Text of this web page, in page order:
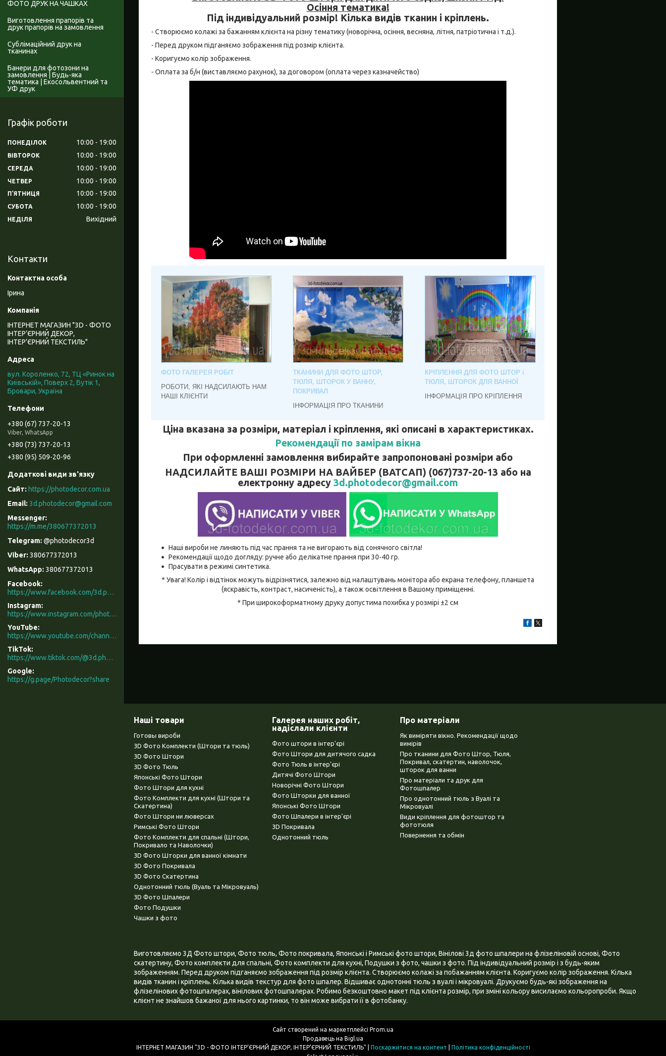
Осіння тематика!
Під індивідуальний розмір! Кілька видів тканин і кріплень.
- Створюємо колажі за бажанням клієнта на різну тематику (новорічна, осіння, весняна, літня, патріотична і т.д.).
- Перед друком підганяємо зображення під розмір клієнта.
- Коригуємо колір зображення.
- Оплата за б/н (виставляємо рахунок), за договором (оплата через казначейство)
ФОТО ГАЛЕРЕЯ РОБІТ
РОБОТИ, ЯКІ НАДСИЛАЮТЬ НАМ
НАШІ КЛІЄНТИ
ТКАНИНИ ДЛЯ ФОТО ШТОР,
ТЮЛЯ, ШТОРОК У ВАННУ,
ПОКРИВАЛ
ІНФОРМАЦІЯ ПРО ТКАНИНИ
КРІПЛЕННЯ ДЛЯ ФОТО ШТОР і
ТЮЛЯ, ШТОРОК ДЛЯ ВАННОЇ
ІНФОРМАЦІЯ ПРО КРІПЛЕННЯ
Ціна вказана за розміри, матеріал і кріплення, які описані в характеристиках.
Рекомендації по замірам вікна
При оформленні замовлення вибирайте запропоновані розміри або
НАДСИЛАЙТЕ ВАШІ РОЗМІРИ НА ВАЙБЕР (ВАТСАП) (067)737-20-13 або на
електронну адресу 3d.photodecor@gmail.com
Наші вироби не линяють під час прання та не вигорають від сонячного світла!
Рекомендації щодо догляду: ручне або делікатне прання при 30-40 гр.
Прасувати в режимі синтетика.
* Увага! Колір і відтінок можуть відрізнятися, залежно від налаштувань монітора або екрана телефону, планшета
(яскравість, контраст, насиченість), а також освітлення в Вашому приміщенні.
* При широкоформатному друку допустима похибка у розмірі ±2 см
ФОТО ДРУК НА ЧАШКАХ
Виготовлення прапорів та
друк прапорів на замовлення
Сублімаційний друк на
тканинах
Банери для фотозони на
замовлення | Будь-яка
тематика | Екосольвентний та
УФ друк
Графік роботи
ПОНЕДІЛОК 10:00 19:00
ВІВТОРОК 10:00 19:00
СЕРЕДА 10:00 19:00
ЧЕТВЕР 10:00 19:00
ПʼЯТНИЦЯ 10:00 19:00
СУБОТА 10:00 19:00
НЕДІЛЯ Вихідний
Контакти
Ірина
ІНТЕРНЕТ МАГАЗИН "3D - ФОТО
ІНТЕР’ЄРНИЙ ДЕКОР,
ІНТЕР’ЄРНИЙ ТЕКСТИЛЬ"
вул. Короленко, 72, ТЦ «Ринок на
Київській», Поверх 2, Бутік 1,
Бровари, Україна
+380 (67) 737-20-13
Viber, WhatsApp
+380 (73) 737-20-13
+380 (95) 509-20-96
https://photodecor.com.ua
3d.photodecor@gmail.com
https://m.me/380677372013
@photodecor3d
380677372013
380677372013
Facebook
https://www.facebook.com/3d.photodecor/
Instagram
https://www.instagram.com/photodecor.com.ua/
YouTube
https://www.youtube.com/channel/UCXCUerfqRY1Pw7-IptdbqyA/videos
TikTok
https://www.tiktok.com/@3d.photodecor?is_from_webapp=1&sender_device=pc
Google
https://g.page/Photodecor?share
Наші товари
Готовы вироби
3D Фото Комплекти (Штори та тюль)
3D Фото Штори
3D Фото Тюль
Японські Фото Штори
Фото Штори для кухні
Фото Комплекти для кухні (Штори та
Скатертина)
Фото Штори ни люверсах
Римські Фото Штори
Фото Комплекти для спальні (Штори,
Покривало та Наволочки)
3D Фото Шторки для ванної кімнати
3D Фото Покривала
3D Фото Скатертина
Однотонний тюль (Вуаль та Мікровуаль)
3D Фото Шпалери
Фото Подушки
Чашки з фото
Галерея наших робіт,
надіслали клієнти
Фото штори в інтер'єрі
Фото Штори для дитячого садка
Фото Тюль в інтер'єрі
Дитячі Фото Штори
Новорічні Фото Штори
Фото Шторки для ванної
Японські Фото Штори
Фото Шпалери в інтер'єрі
3D Покривала
Однотонний тюль
Про матеріали
Як виміряти вікно. Рекомендації щодо
вимірів
Про тканини для Фото Штор, Тюля,
Покривал, скатертин, наволочок,
шторок для ванни
Про матеріали та друк для
Фотошпалер
Про однотонний тюль з Вуалі та
Мікровуалі
Види кріплення для фотоштор та
фототюля
Повернення та обмін
Виготовляємо 3Д Фото штори, Фото тюль, Фото покривала, Японські і Римські фото штори, Вінілові 3д фото шпалери на флізеліновій основі, Фото
скатертину, Фото комплекти для спальні, Фото комплекти для кухні, Подушки з фото, чашки з фото. Під індивідуальний розмір і з будь-яким
зображенням. Перед друком підганяємо зображення під розмір клієнта. Створюємо колажі за побажанням клієнта. Коригуємо колір зображення. Кілька
видів тканин і кріплень. Кілька видів текстур для фото шпалер. Відшиває однотонні тюль з вуалі і мікровуалі. Друкуємо будь-які зображення на
флізелінових фотошпалерах, вінілових фотошпалерах. Робимо безкоштовно макет під клієнта розмір, при зміні кольору висилаємо кольоропроби. Якщо
клієнт не знайшов бажаної для нього картинки, то він може вибрати її в фотобанку.
Сайт створений на маркетплейсі Prom.ua
Продавець на Bigl.ua
Поскаржитися на контент
Політика конфіденційності